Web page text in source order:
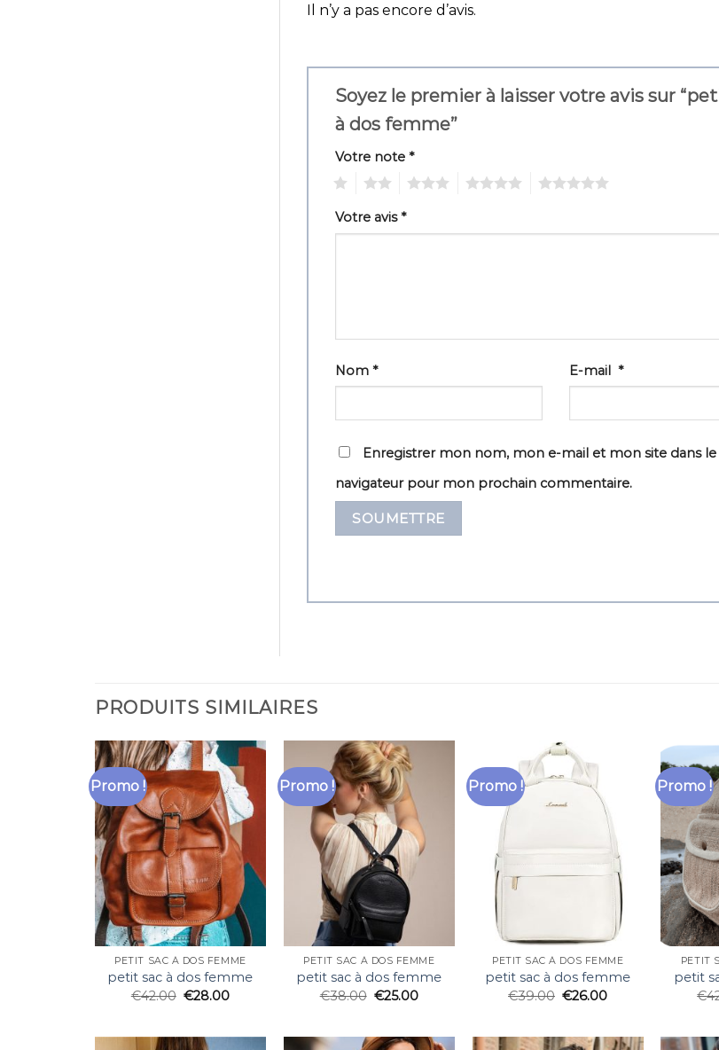
Il n’y a pas encore d’avis.
Soyez le premier à laisser votre avis sur
à dos femme”
Votre note *
Votre avis*
Nom * E-mail*
Enregistrer mon nom, mon e-mail et mon site dans le
navigateur pour mon prochain commentaire.
PRODUITS SIMILAIRES
Promo !
PETIT SAC À DOS FEMME
petit sac à dos femme
€42.00 €28.00
Promo !
PETIT SAC À DOS FEMME
petit sac à dos femme
€38.00 €25.00
Promo !
PETIT SAC À DOS FEMME
petit sac à dos femme
€39.00 €26.00
Promo !
PETIT
petit
€